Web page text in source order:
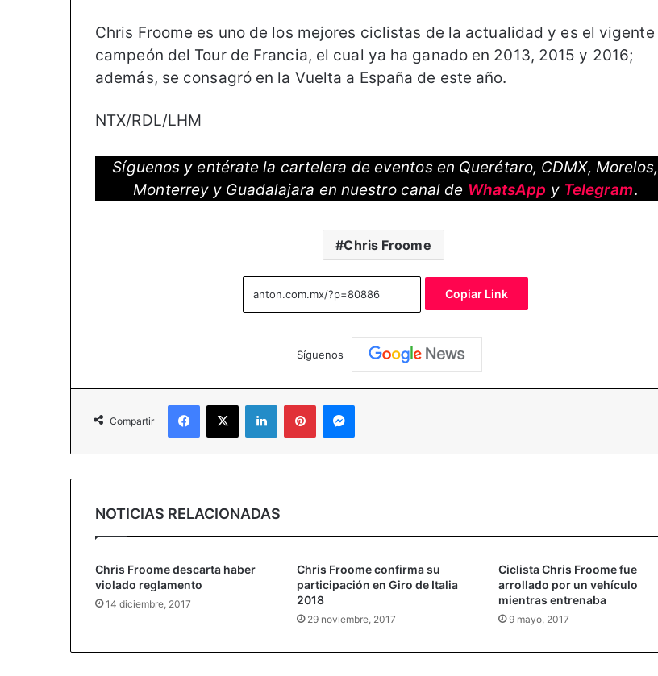
Chris Froome es uno de los mejores ciclistas de la actualidad y es el vigente
campeón del Tour de Francia, el cual ya ha ganado en 2013, 2015 y 2016;
además, se consagró en la Vuelta a España de este año.
NTX/RDL/LHM
Síguenos y entérate la cartelera de eventos en Querétaro, CDMX, Morelos,
Monterrey y Guadalajara en nuestro canal de WhatsApp y Telegram.
Chris Froome
Copiar Link
Síguenos
Compartir
NOTICIAS RELACIONADAS
Chris Froome descarta haber
violado reglamento
14 diciembre, 2017
Chris Froome confirma su
participación en Giro de Italia
2018
29 noviembre, 2017
Ciclista Chris Froome fue
arrollado por un vehículo
mientras entrenaba
9 mayo, 2017